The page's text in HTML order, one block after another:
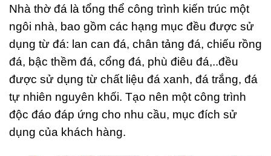
Nhà thờ đá là tổng thể công trình kiến trúc một
ngôi nhà, bao gồm các hạng mục đều được sử
dụng từ đá: lan can đá, chân tảng đá, chiếu rồng
đá, bậc thềm đá, cổng đá, phù điêu đá,..đều
được sử dụng từ chất liệu đá xanh, đá trắng, đá
tự nhiên nguyên khối. Tạo nên một công trình
độc đáo đáp ứng cho nhu cầu, mục đích sử
dụng của khách hàng.